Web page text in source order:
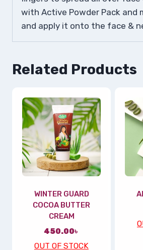
with Active Powder Pack and
and apply it onto the face &
Related Products
WINTER GUARD
COCOA BUTTER
CREAM
450.00৳
OUT OF STOCK